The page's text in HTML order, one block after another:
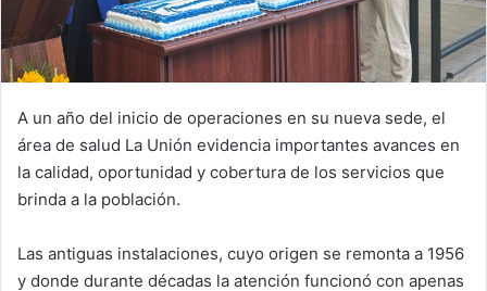
A un año del inicio de operaciones en su nueva sede, el
área de salud La Unión evidencia importantes avances en
la calidad, oportunidad y cobertura de los servicios que
brinda a la población.
Las antiguas instalaciones, cuyo origen se remonta a 1956
y donde durante décadas la atención funcionó con apenas